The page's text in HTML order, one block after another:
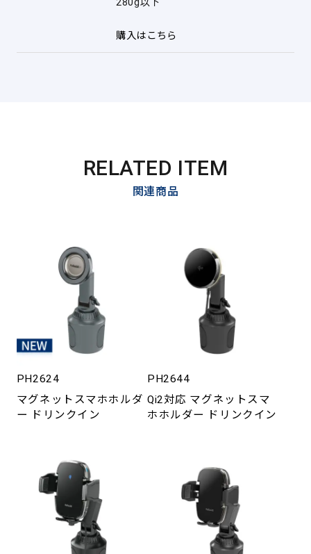
購入はこちら
RELATED ITEM
関連商品
PH2624
マグネットスマホホルダ
ー ドリンクイン
PH2644
Qi2対応 マグネットスマ
ホホルダー ドリンクイン